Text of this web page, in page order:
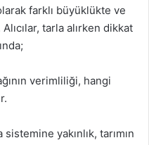
farklı büyüklükte ve
tarla alırken dikkat
verimliliği, hangi
yakınlık, tarımın